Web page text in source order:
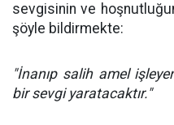
sevgisinin ve
şöyle bildirmekte:
"İnanıp salih amel
bir sevgi yaratacaktır."